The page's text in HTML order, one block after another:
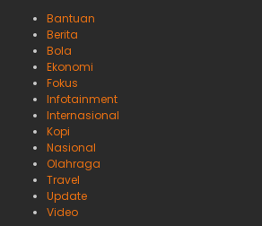
Bantuan
Berita
Bola
Ekonomi
Fokus
Infotainment
Internasional
Kopi
Nasional
Olahraga
Travel
Update
Video